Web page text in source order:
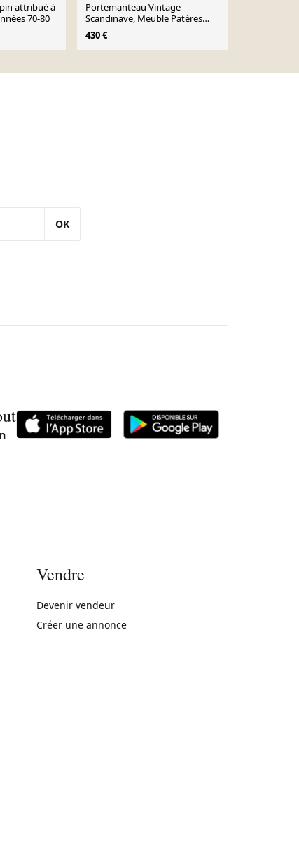
attribué à
70-80
Portemanteau Vintage
Scandinave, Meuble Patères
Ancien
430 €
OK
Vendre
Devenir vendeur
Créer une annonce